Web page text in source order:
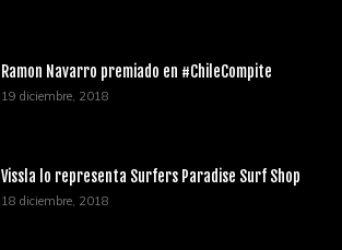
Ramon Navarro premiado en #ChileCompite
19 diciembre, 2018
Vissla lo representa Surfers Paradise Surf Shop
18 diciembre, 2018